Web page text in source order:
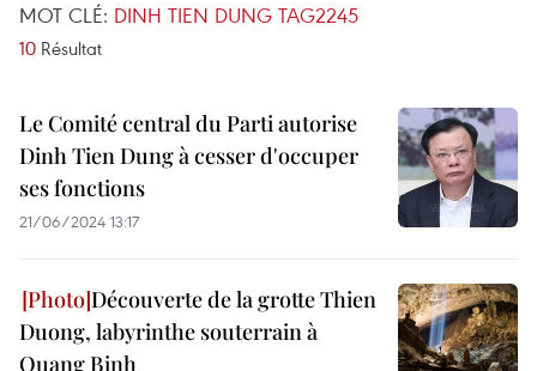
MOT CLÉ: DINH TIEN DUNG TAG2245
10 Résultat
Le Comité central du Parti autorise
Dinh Tien Dung à cesser d'occuper
ses fonctions
21/06/2024 13:17
Découverte de la grotte Thien
Duong, labyrinthe souterrain à
Quang Binh